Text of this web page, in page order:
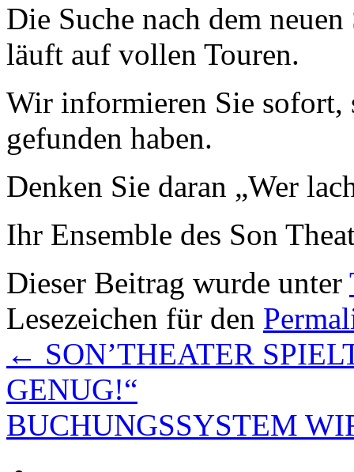
Die Suche nach dem
läuft auf vollen Touren.
Wir informieren Sie sofort,
gefunden haben.
Denken Sie daran „Wer
Ihr Ensemble des Son
Dieser Beitrag wurde unter
Lesezeichen für den
← SON’THEATER
GENUG!“
BUCHUNGSSYSTEM